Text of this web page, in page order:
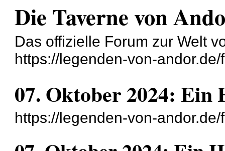
Die Taverne von
Das offizielle Forum zur Welt
https://legenden-von-andor.de/
07. Oktober 2024: Ein
https://legenden-von-